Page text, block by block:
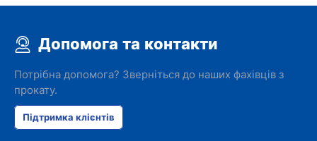
Допомога та контакти
Потрібна допомога? Зверніться до наших фахівців з
прокату.
Підтримка клієнтів